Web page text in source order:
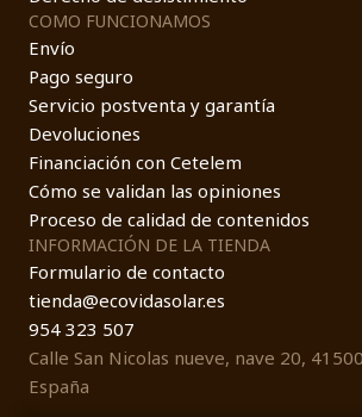
COMO FUNCIONAMOS
Envío
Pago seguro
Servicio postventa y garantía
Devoluciones
Financiación con Cetelem
Cómo se validan las opiniones
Proceso de calidad de contenidos
INFORMACIÓN DE LA TIENDA
Formulario de contacto
tienda@ecovidasolar.es
954 323 507
Calle San Nicolas nueve, nave 20,
España